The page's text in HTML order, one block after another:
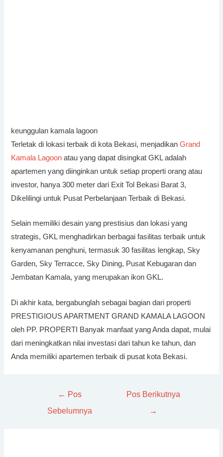
keunggulan kamala lagoon
Terletak di lokasi terbaik di kota Bekasi, menjadikanGrand
Kamala Lagoon atau yang dapat disingkat GKL adalah
apartemen yang diinginkan untuk setiap properti orang atau
investor, hanya 300 meter dari Exit Tol Bekasi Barat 3,
Dikelilingi untuk Pusat Perbelanjaan Terbaik di Bekasi.
Selain memiliki desain yang prestisius dan lokasi yang
strategis, GKL menghadirkan berbagai fasilitas terbaik untuk
kenyamanan penghuni, termasuk 30 fasilitas lengkap, Sky
Garden, Sky Terracce, Sky Dining, Pusat Kebugaran dan
Jembatan Kamala, yang merupakan ikon GKL.
Di akhir kata, bergabunglah sebagai bagian dari properti
PRESTIGIOUS APARTMENT GRAND KAMALA LAGOON
oleh PP. PROPERTI Banyak manfaat yang Anda dapat, mulai
dari meningkatkan nilai investasi dari tahun ke tahun, dan
Anda memiliki apartemen terbaik di pusat kota Bekasi.
← Pos
Sebelumnya
Pos Berikutnya
→